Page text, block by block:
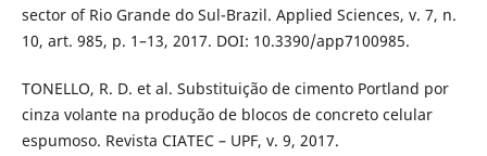
sector of Rio Grande do Sul-Brazil. Applied Sciences, v. 7, n.
10, art. 985, p. 1–13, 2017. DOI: 10.3390/app7100985.
TONELLO, R. D. et al. Substituição de cimento Portland por
cinza volante na produção de blocos de concreto celular
espumoso. Revista CIATEC – UPF, v. 9, 2017.